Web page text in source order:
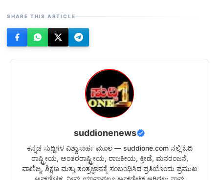
SHARE THIS ARTICLE
suddionenews
ಕನ್ನಡ ಸುದ್ದಿಗಳ ವಿಶ್ವಾಸಾರ್ಹ ಮೂಲ — suddione.com ನಲ್ಲಿ ಓದಿ
ರಾಷ್ಟ್ರೀಯ, ಅಂತರರಾಷ್ಟ್ರೀಯ, ರಾಜಕೀಯ, ಕ್ರೀಡೆ, ಮನರಂಜನೆ,
ವಾಣಿಜ್ಯ, ಶಿಕ್ಷಣ ಮತ್ತು ತಂತ್ರಜ್ಞಾನಕ್ಕೆ ಸಂಬಂಧಿಸಿದ ಪ್ರತಿಯೊಂದು ಪ್ರಮುಖ